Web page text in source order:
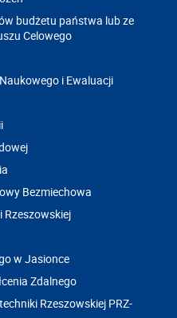
budżetu państwa lub ze
Celowego
i Ewaluacji
Bezmiechowa
Rzeszowskiej
w Jasionce
Zdalnego
Rzeszowskiej PRZ-